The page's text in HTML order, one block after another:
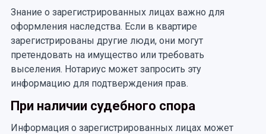
Знание о зарегистрированных лицах важно для
оформления наследства. Если в квартире
зарегистрированы другие люди, они могут
претендовать на имущество или требовать
выселения. Нотариус может запросить эту
информацию для подтверждения прав.
При наличии судебного спора
Информация о зарегистрированных лицах может